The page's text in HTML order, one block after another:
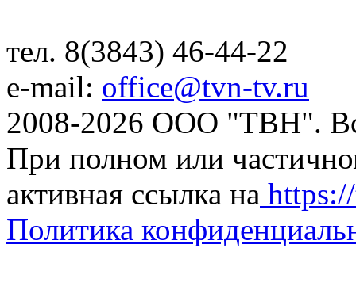
тел. 8(3843) 46-44-22
e-mail: office@tvn-tv.ru
2008-2026 ООО "ТВН".
При полном или
активная ссылка на
Политика